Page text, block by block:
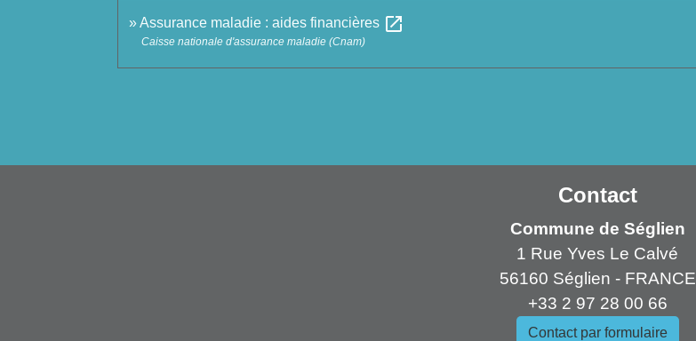
Assurance maladie : aides financières open_in_new
Caisse nationale d'assurance maladie (Cnam)
Contact
Commune de Séglien
1 Rue Yves Le Calvé
56160 Séglien - FRANCE
+33 2 97 28 00 66
Contact par formulaire